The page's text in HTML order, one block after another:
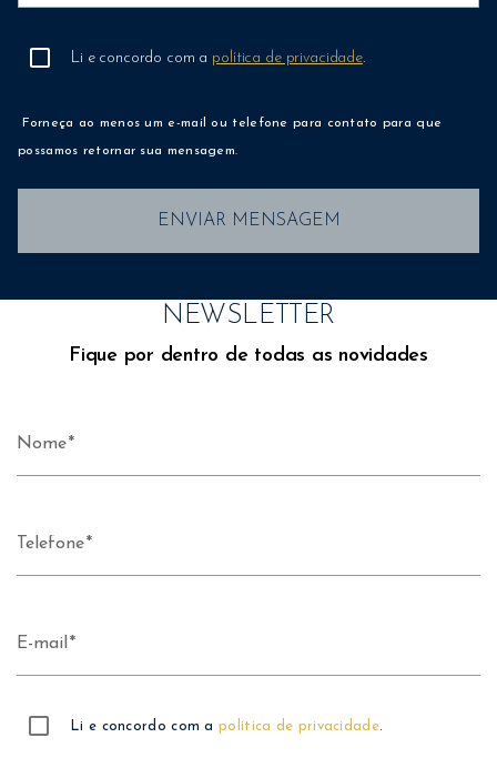
Li e concordo com a política de privacidade.
Forneça ao menos um e-mail ou telefone para contato para que
possamos retornar sua mensagem.
ENVIAR MENSAGEM
NEWSLETTER
Fique por dentro de todas as novidades
Nome
Telefone
E-mail
Li e concordo com apolítica de privacidade.